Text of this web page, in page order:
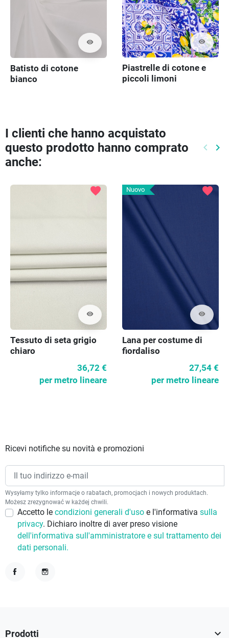
visibility
Batisto di cotone
bianco
visibility
Piastrelle di cotone e
piccoli limoni
I clienti che hanno acquistato
questo prodotto hanno comprato
anche:
keyboard_arrow_left keyboard_arrow_right
visibility
favorite
Tessuto di seta grigio
chiaro
36,72 €
per metro lineare
Nuovo
visibility
favorite
Lana per costume di
fiordaliso
27,54 €
per metro lineare
Ricevi notifiche su novità e promozioni
Wysyłamy tylko informacje o rabatach, promocjach i nowych produktach.
Możesz zrezygnować w każdej chwili.
Accetto le condizioni generali d'uso e l'informativa sulla
privacy. Dichiaro inoltre di aver preso visione
dell'informativa sull'amministratore e sul trattamento dei
dati personali.
Prodotti 